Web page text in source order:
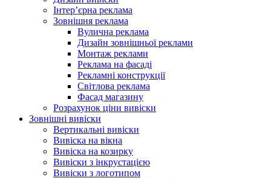
Інтер’єрна реклама
Зовнішня реклама
Вулична реклама
Дизайн зовнішньої реклами
Монтаж реклами
Реклама на фасаді
Рекламні конструкції
Світлова реклама
Фасад магазину
Розрахунок ціни вивіски
Зовнішні вивіски
Вертикальні вивіски
Вивіска на вікна
Вивіска на козирку
Вивіски з інкрустацією
Вивіски з логотипом